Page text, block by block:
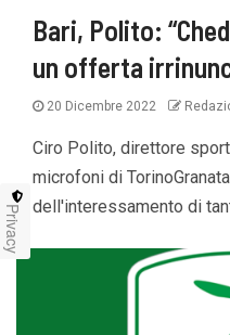
Bari, Polito:
un offerta
20 Dicembre 2022
Ciro Polito, direttore
microfoni di
dell'interessamento di
Privacy